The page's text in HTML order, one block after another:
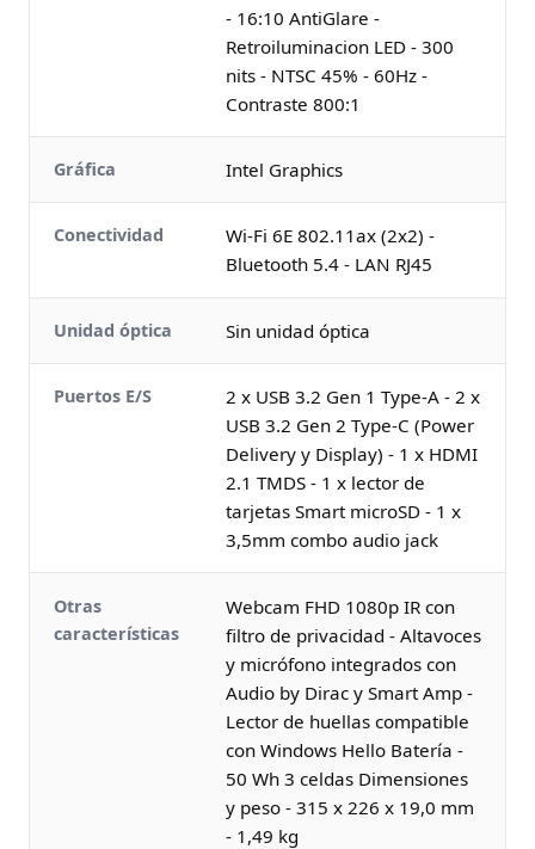
- 16:10 AntiGlare -
Retroiluminacion LED - 300
nits - NTSC 45% - 60Hz -
Contraste 800:1
Gráfica Intel Graphics
Conectividad
Wi-Fi 6E 802.11ax (2x2) -
Bluetooth 5.4 - LAN RJ45
Unidad óptica Sin unidad óptica
Puertos E/S
2 x USB 3.2 Gen 1 Type-A - 2 x
USB 3.2 Gen 2 Type-C (Power
Delivery y Display) - 1 x HDMI
2.1 TMDS - 1 x lector de
tarjetas Smart microSD - 1 x
3,5mm combo audio jack
Otras
características
Webcam FHD 1080p IR con
filtro de privacidad - Altavoces
y micrófono integrados con
Audio by Dirac y Smart Amp -
Lector de huellas compatible
con Windows Hello Batería -
50 Wh 3 celdas Dimensiones
y peso - 315 x 226 x 19,0 mm
- 1,49 kg